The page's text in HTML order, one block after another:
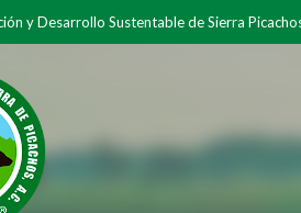
y Desarrollo Sustentable de Sierra